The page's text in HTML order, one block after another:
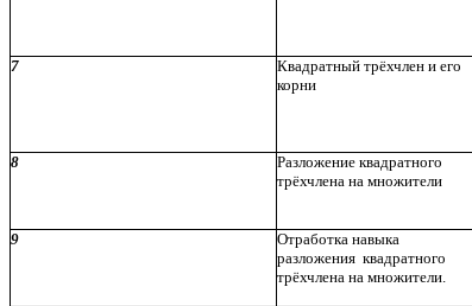
7
Квадратный трёхчлен и его
корни
8
Разложение квадратного
трёхчлена на множители
9
Отработка навыка
разложения квадратного
трёхчлена на множители.